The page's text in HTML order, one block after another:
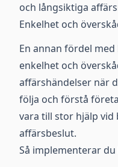
och långsiktiga
Enkelhet och
En annan fördel
enkelhet och
affärshändelser när
följa och förstå
vara till stor hjälp
affärsbeslut.
Så implementerar